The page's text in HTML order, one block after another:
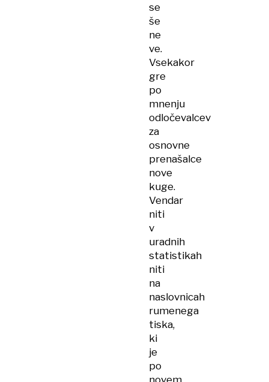
se
še
ne
ve.
Vsekakor
gre
po
mnenju
odločevalcev
za
osnovne
prenašalce
nove
kuge.
Vendar
niti
v
uradnih
statistikah
niti
na
naslovnicah
rumenega
tiska,
ki
je
po
novem